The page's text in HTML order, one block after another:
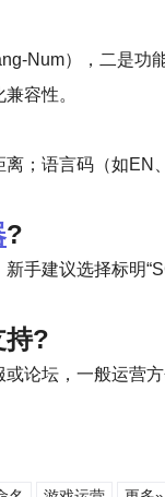
Num），二是
容性。
；语言码（如
?
手建议选择标明
持?
论坛，一般运营